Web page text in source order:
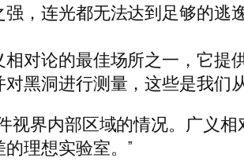
，连光都无法达到足够的
对论的最佳场所之一，它提
黑洞进行测量，这些是我们
视界内部区域的情况。广义
理想实验室。”